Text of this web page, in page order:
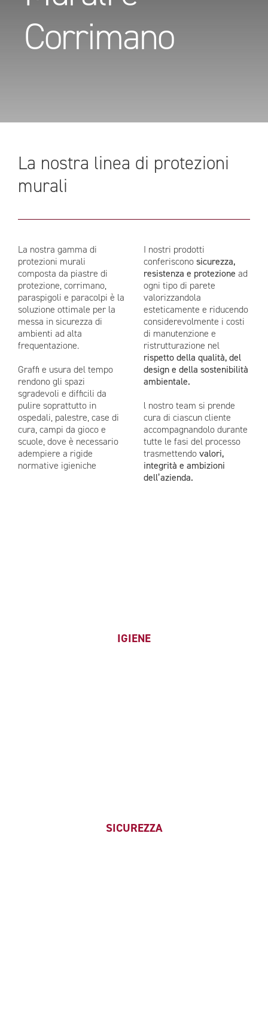
Corrimano
La nostra linea di protezioni
murali
La nostra gamma di
protezioni murali
composta da piastre di
protezione, corrimano,
paraspigoli e paracolpi è la
soluzione ottimale per la
messa in sicurezza di
ambienti ad alta
frequentazione.
Graffi e usura del tempo
rendono gli spazi
sgradevoli e difficili da
pulire soprattutto in
ospedali, palestre, case di
cura, campi da gioco e
scuole, dove è necessario
adempiere a rigide
normative igieniche
I nostri prodotti
conferisconosicurezza,
resistenza e protezione ad
ogni tipo di parete
valorizzandola
esteticamente e riducendo
considerevolmente i costi
di manutenzione e
ristrutturazione nel
rispetto della qualità, del
design e della sostenibilità
ambientale.
l nostro team si prende
cura di ciascun cliente
accompagnandolo durante
tutte le fasi del processo
trasmettendovalori,
integrità e ambizioni
dell’azienda.
IGIENE
SICUREZZA